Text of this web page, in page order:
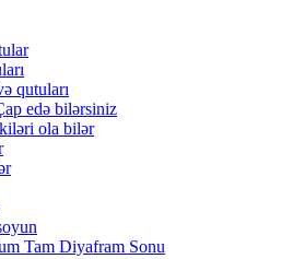
qutuları
edə bilərsiniz
ola bilər
Tam Diyafram Sonu